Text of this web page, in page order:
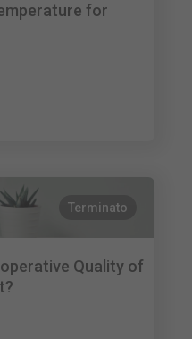
for
Terminato
Quality of